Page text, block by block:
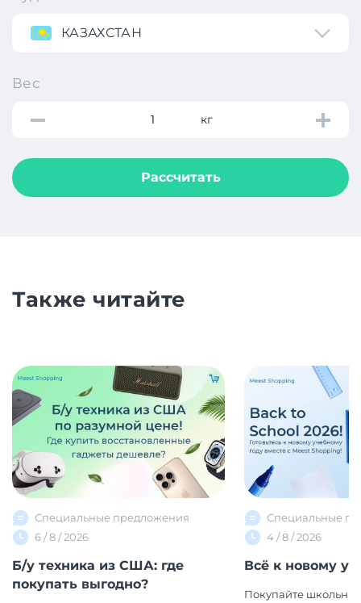
КАЗАХСТАН
Вес
кг
Рассчитать
Также читайте
Специальные предложения
6 / 8 / 2026
Б/у техника из США: где
покупать выгодно?
Специальные
4 / 8 / 2026
Всё к новому
Покупайте